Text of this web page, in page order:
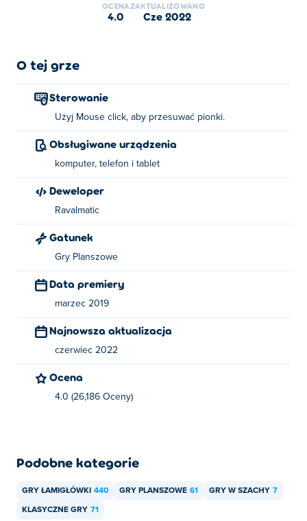
OCENA
4.0
ZAKTUALIZOWANO
cze 2022
O tej grze
Sterowanie
Użyj Mouse click, aby przesuwać pionki.
Obsługiwane urządzenia
komputer, telefon i tablet
Deweloper
Ravalmatic
Gatunek
Gry Planszowe
Data premiery
marzec 2019
Najnowsza aktualizacja
czerwiec 2022
Ocena
4.0 (26,186 Oceny)
Podobne kategorie
GRY ŁAMIGŁÓWKI 440 GRY PLANSZOWE 61 GRY W SZACHY 7
KLASYCZNE GRY 71